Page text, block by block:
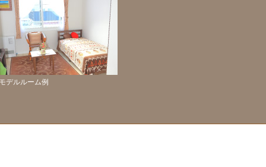
モデルルーム例